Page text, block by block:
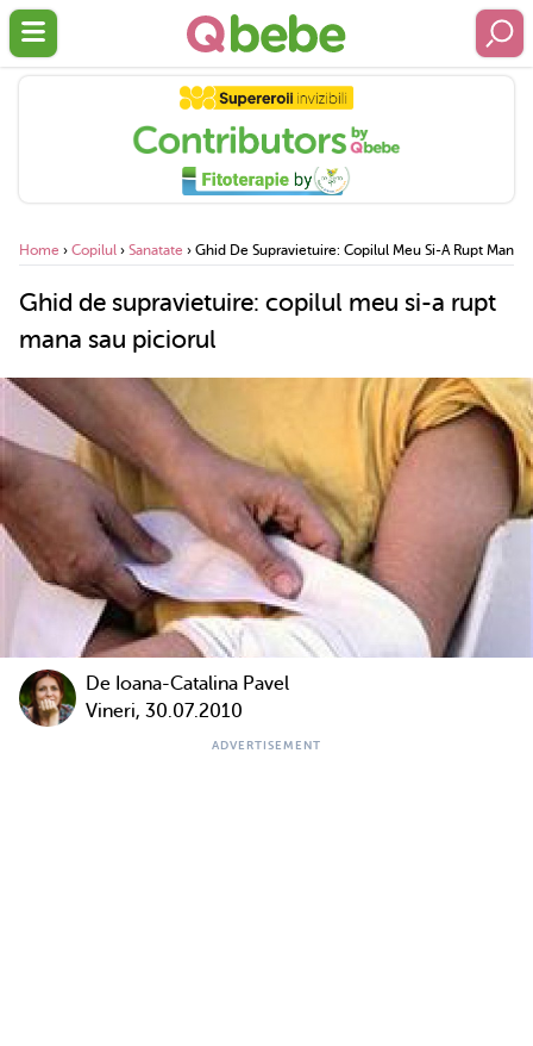
Home › Copilul › Sanatate › Ghid De Supravietuire: Copilul Meu Si-A Rupt Mana
Ghid de supravietuire: copilul meu si-a rupt
mana sau piciorul
De Ioana-Catalina Pavel
Vineri, 30.07.2010